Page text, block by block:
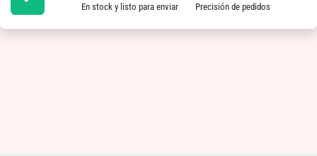
En stock y listo para enviar Precisión de pedidos